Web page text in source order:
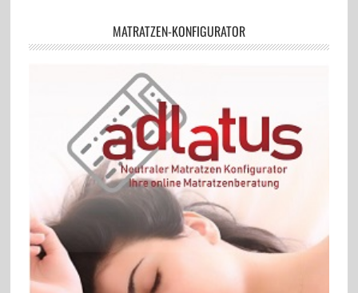
MATRATZEN-KONFIGURATOR